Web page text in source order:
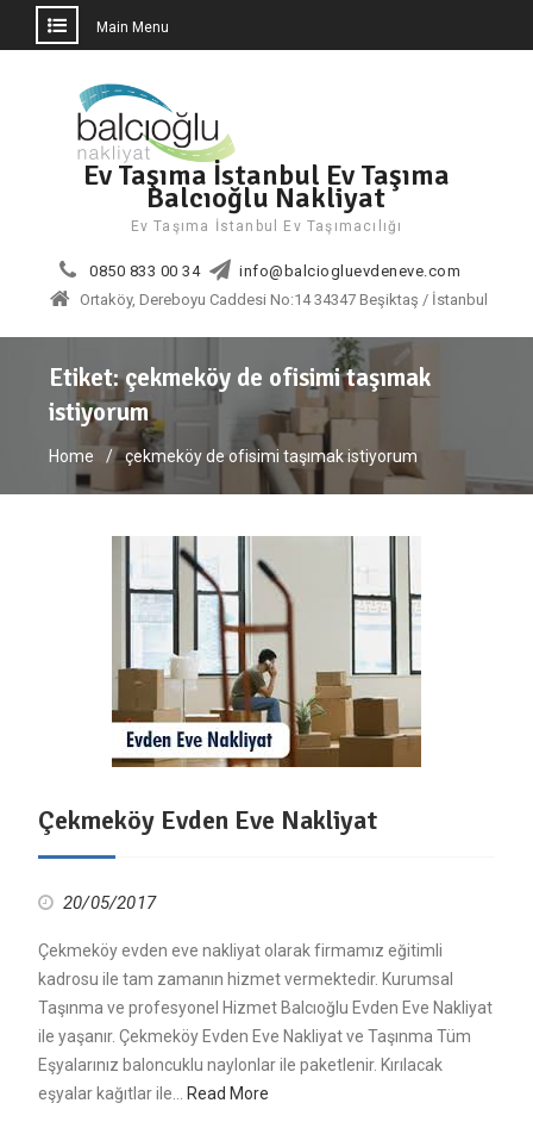
Main Menu
Ev Taşıma İstanbul Ev Taşıma
Balcıoğlu Nakliyat
Ev Taşıma İstanbul Ev Taşımacılığı
0850 833 00 34
info@balciogluevdeneve.com
Ortaköy, Dereboyu Caddesi No:14 34347 Beşiktaş / İstanbul
Etiket:çekmeköy de ofisimi taşımak
istiyorum
Home çekmeköy de ofisimi taşımak istiyorum
Çekmeköy Evden Eve Nakliyat
20/05/2017
Çekmeköy evden eve nakliyat olarak firmamız eğitimli
kadrosu ile tam zamanın hizmet vermektedir. Kurumsal
Taşınma ve profesyonel Hizmet Balcıoğlu Evden Eve Nakliyat
ile yaşanır. Çekmeköy Evden Eve Nakliyat ve Taşınma Tüm
Eşyalarınız baloncuklu naylonlar ile paketlenir. Kırılacak
eşyalar kağıtlar ile… Read More